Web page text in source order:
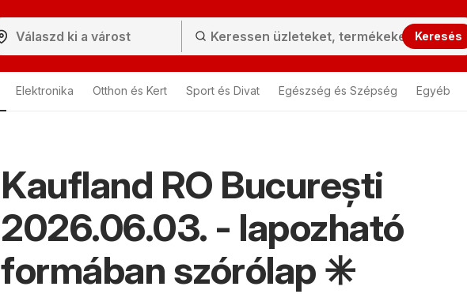
Keresés
Elektronika Otthon és Kert Sport és Divat Egészség és Szépség Egyéb
Kaufland RO București
2026.06.03. - lapozható
formában szórólap ✳️